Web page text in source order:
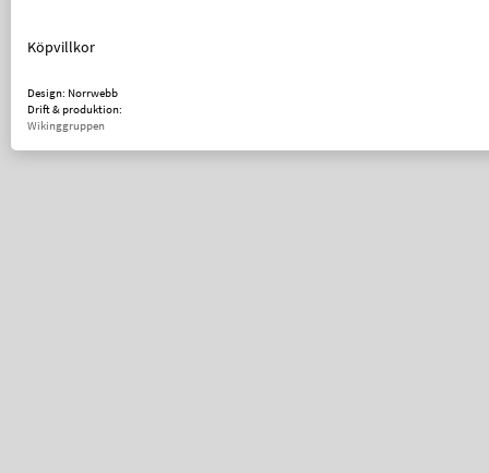
Köpvillkor
Design: Norrwebb
Drift & produktion:
Wikinggruppen